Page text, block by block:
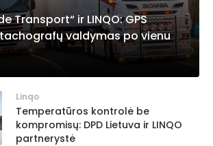
Transport“ ir LINQO: GPS
valdymas po vienu
Linqo
Temperatūros kontrolė be
kompromisų: DPD Lietuva ir LINQO
partnerystė